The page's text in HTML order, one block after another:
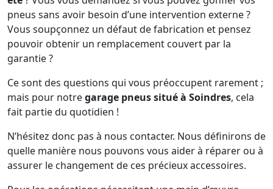
pneus sans avoir besoin d’une intervention externe ?
Vous soupçonnez un défaut de fabrication et pensez
pouvoir obtenir un remplacement couvert par la
garantie ?
Ce sont des questions qui vous préoccupent rarement ;
mais pour notregarage pneus situé à Soindres, cela
fait partie du quotidien !
N’hésitez donc pas à nous contacter. Nous définirons de
quelle manière nous pouvons vous aider à réparer ou à
assurer le changement de ces précieux accessoires.